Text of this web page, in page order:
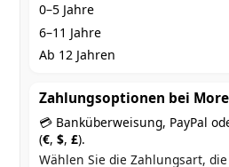
0–5 Jahre
6–11 Jahre
Ab 12 Jahren
Zahlungsoptionen bei
💳 Banküberweisung, PayPal
(€, $, £).
Wählen Sie die Zahlungsart,